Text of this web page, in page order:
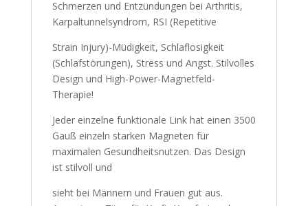
Schmerzen und Entzündungen bei Arthritis,
Karpaltunnelsyndrom, RSI (Repetitive
Strain Injury)-Müdigkeit, Schlaflosigkeit
(Schlafstörungen), Stress und Angst. Stilvolles
Design und High-Power-Magnetfeld-
Therapie!
Jeder einzelne funktionale Link hat einen 3500
Gauß einzeln starken Magneten für
maximalen Gesundheitsnutzen. Das Design
ist stilvoll und
sieht bei Männern und Frauen gut aus.